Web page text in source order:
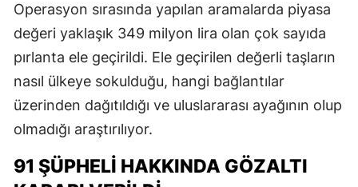
Operasyon sırasında yapılan aramalarda piyasa
değeri yaklaşık 349 milyon lira olan çok sayıda
pırlanta ele geçirildi. Ele geçirilen değerli taşların
nasıl ülkeye sokulduğu, hangi bağlantılar
üzerinden dağıtıldığı ve uluslararası ayağının olup
olmadığı araştırılıyor.
91 ŞÜPHELI HAKKINDA GÖZALTI